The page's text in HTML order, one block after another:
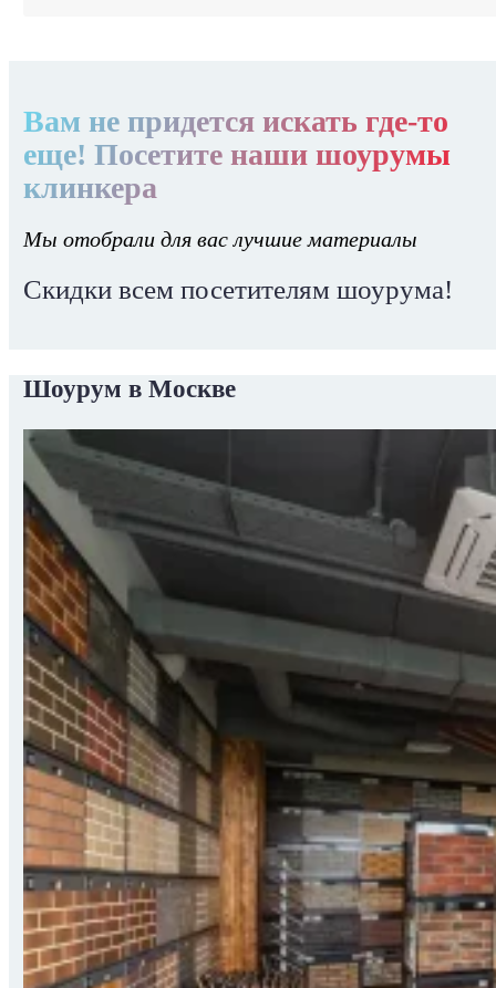
Вам не придется искать где-то
еще! Посетите наши шоурумы
клинкера
Мы отобрали для вас лучшие материалы
Скидки всем посетителям шоурума!
Шоурум в Москве